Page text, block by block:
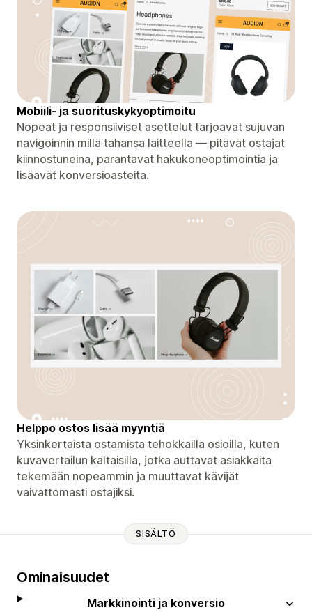
Mobiili- ja suorituskykyoptimoitu
Nopeat ja responsiiviset asettelut tarjoavat sujuvan
navigoinnin millä tahansa laitteella — pitävät ostajat
kiinnostuneina, parantavat hakukoneoptimointia ja
lisäävät konversioasteita.
Helppo ostos lisää myyntiä
Yksinkertaista ostamista tehokkailla osioilla, kuten
kuvavertailun kaltaisilla, jotka auttavat asiakkaita
tekemään nopeammin ja muuttavat kävijät
vaivattomasti ostajiksi.
SISÄLTÖ
Ominaisuudet
Markkinointi ja konversio